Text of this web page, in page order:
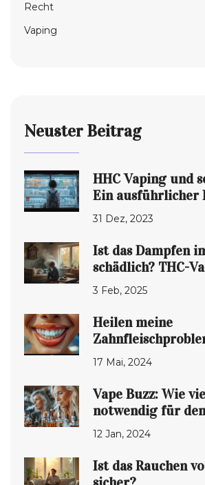
Recht
Vaping
Neuster Beitrag
HHC Vaping und
Ein ausführlicher
31 Dez, 2023
Ist das Dampfen
schädlich? THC-
Blickpunkt
3 Feb, 2025
Heilen meine
mit dem Vapen
17 Mai, 2024
Vape Buzz: Wie
notwendig für den
gewünschten
12 Jan, 2024
Ist das Rauchen